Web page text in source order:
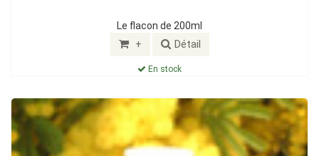
Le flacon de 200ml
+ Détail
En stock